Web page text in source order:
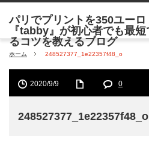
ホーム 248527377_1e22357f48_o
2020/9/9 0
248527377_1e22357f48_o